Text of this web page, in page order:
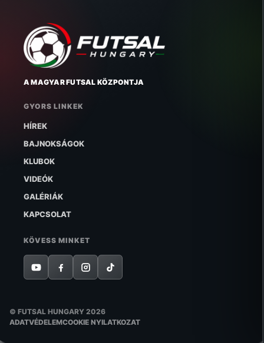
A MAGYAR FUTSAL KÖZPONTJA
GYORS LINKEK
HÍREK
BAJNOKSÁGOK
KLUBOK
VIDEÓK
GALÉRIÁK
KAPCSOLAT
KÖVESS MINKET
© FUTSAL HUNGARY 2026
ADATVÉDELEMCOOKIE NYILATKOZAT